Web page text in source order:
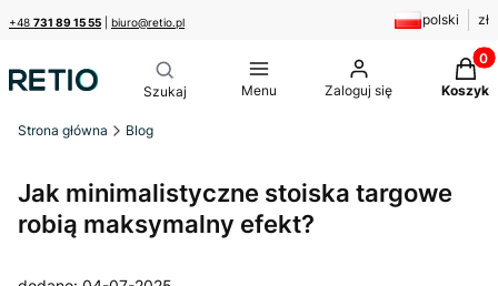
+48 731 89 15 55 biuro@retio.pl polski zł
Menu Zaloguj się Koszyk
Strona główna Blog
Jak minimalistyczne stoiska targowe
robią maksymalny efekt?